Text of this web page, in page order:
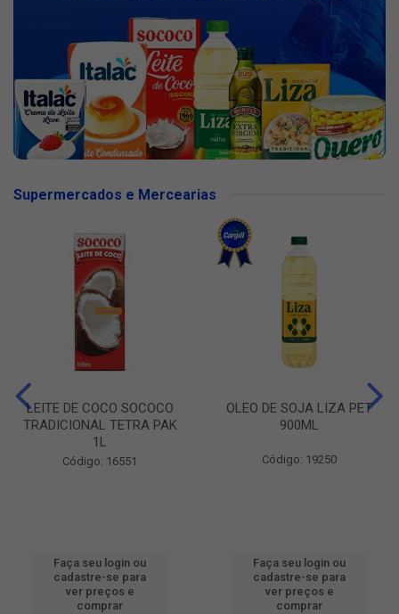
Supermercados e Mercearias
LEITE DE COCO SOCOCO
TRADICIONAL TETRA PAK
1L
Código: 16551
Faça seu login ou
cadastre-se para
ver preços e
comprar
OLEO DE SOJA LIZA PET
900ML
Código: 19250
Faça seu login ou
cadastre-se para
ver preços e
comprar